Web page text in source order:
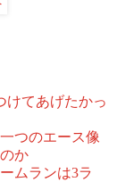
けてあげたかっ
つのエース像
か
ムランは3ラ